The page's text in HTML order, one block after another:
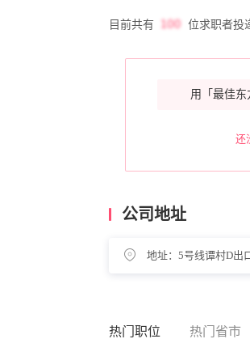
目前共有 位求职者投
用「最佳东
还
公司地址
地址：5号线谭村D出
热门职位 热门省市